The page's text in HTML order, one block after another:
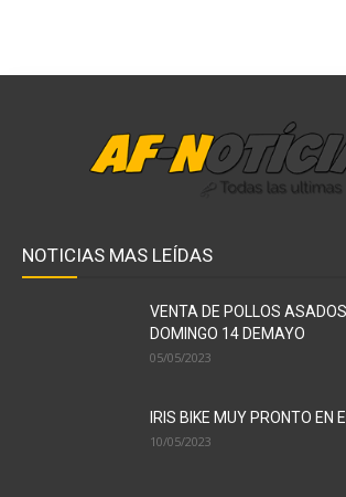
NOTICIAS MAS LEÍDAS
VENTA DE POLLOS
DOMINGO 14 DEMAYO
05/05/2023
IRIS BIKE MUY PRONTO EN
10/05/2023